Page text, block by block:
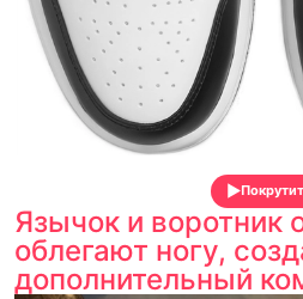
Язычок и воротник
облегают ногу,
дополнительный